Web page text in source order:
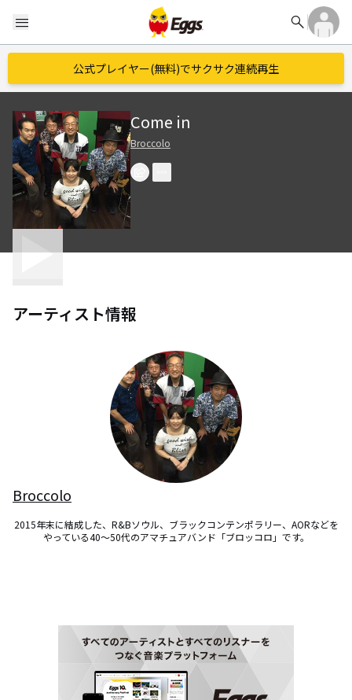
menu search
公式プレイヤー(無料)でサクサク連続再生
Come in
Broccolo
アーティスト情報
Broccolo
2015年末に結成した、R&Bソウル、ブラックコンテンポラリー、AORなどを
やっている40～50代のアマチュアバンド「ブロッコロ」です。